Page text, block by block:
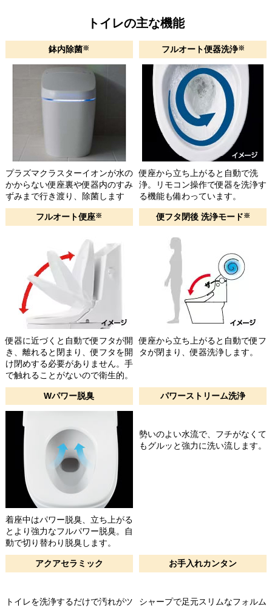
トイレの主な機能
鉢内除菌※
プラズマクラスターイオンが水の
かからない便座裏や便器内のすみ
ずみまで行き渡り、除菌します
フルオート便器洗浄※
便座から立ち上がると自動で洗
浄。リモコン操作で便器を洗浄す
る機能も備わっています。
フルオート便座※
便器に近づくと自動で便フタが開
き、離れると閉まり、便フタを開
け閉めする必要がありません。手
で触れることがないので衛生的。
便フタ閉後 洗浄モード※
便座から立ち上がると自動で便フ
タが閉まり、便器洗浄します。
Wパワー脱臭
着座中はパワー脱臭、立ち上がる
とより強力なフルパワー脱臭。自
動で切り替わり脱臭します。
パワーストリーム洗浄
勢いのよい水流で、フチがなくて
もグルッと強力に洗い流します。
アクアセラミック
トイレを洗浄するだけで汚れがツ
お手入れカンタン
シャープで足元スリムなフォルム